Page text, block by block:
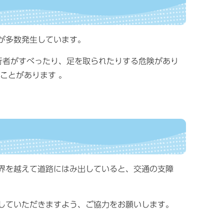
数発生しています。
がすべったり、足を取られたりする危険があり
とがあります 。
越えて道路にはみ出していると、交通の支障
いただきますよう、ご協力をお願いします。